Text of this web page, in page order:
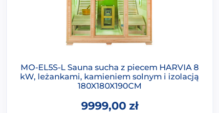
MO-EL5S-L Sauna sucha z piecem HARVIA 8
kW, leżankami, kamieniem solnym i izolacją
180X180X190CM
9999,00 zł